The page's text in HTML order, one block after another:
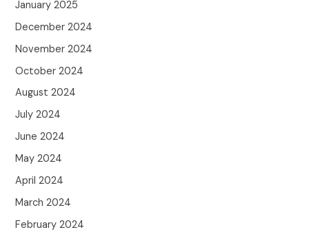
January 2025
December 2024
November 2024
October 2024
August 2024
July 2024
June 2024
May 2024
April 2024
March 2024
February 2024